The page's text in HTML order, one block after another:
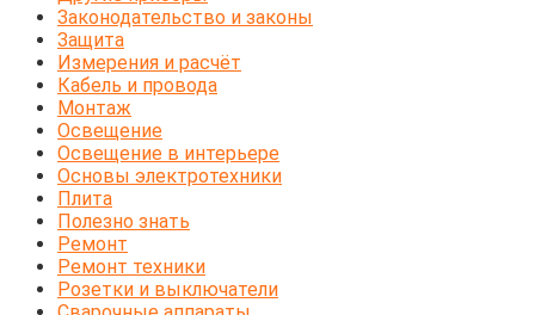
Законодательство и законы
Защита
Измерения и расчёт
Кабель и провода
Монтаж
Освещение
Освещение в интерьере
Основы электротехники
Плита
Полезно знать
Ремонт
Ремонт техники
Розетки и выключатели